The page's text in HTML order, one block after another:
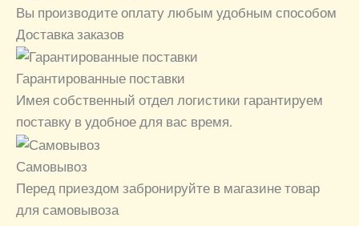
Вы производите оплату любым удобным способом
Доставка заказов
Гарантированные поставки
Имея собственный отдел логистики гарантируем
поставку в удобное для вас время.
Самовывоз
Перед приездом забронируйте в магазине товар
для самовывоза